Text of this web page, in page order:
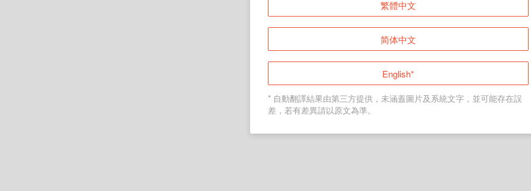
登入
返回首頁
繁體中文
简体中文
English*
* 自動翻譯結果由第三方提供，未涵蓋圖片及系統文字，並可能存在誤
差，若有差異請以原文為準。